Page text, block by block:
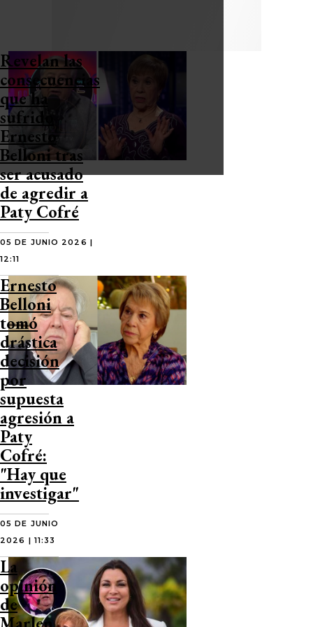
Revelan las
consecuencias
que ha
sufrido
Ernesto
Belloni tras
ser acusado
de agredir a
Paty Cofré
05 DE JUNIO 2026 |
12:11
Ernesto
Belloni
tomó
drástica
decisión
por
supuesta
agresión a
Paty
Cofré:
"Hay que
investigar"
05 DE JUNIO
2026 | 11:33
La
opinión
de